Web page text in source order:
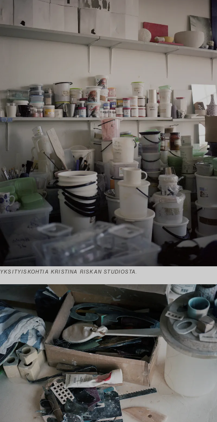
YKSITYISKOHTIA KRISTINA RISKAN STUDIOSTA.